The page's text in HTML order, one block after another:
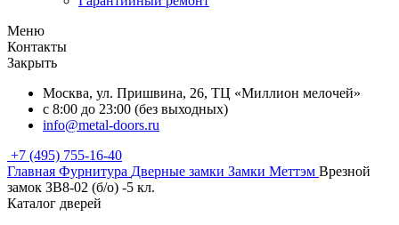
Меню
Контакты
Закрыть
Москва, ул. Пришвина, 26, ТЦ «Миллион мелочей»
с 8:00 до 23:00 (без выходных)
info@metal-doors.ru
+7 (495) 755-16-40
Главная Фурнитура Дверные замки Замки Меттэм Врезной
замок ЗВ8-02 (б/о) -5 кл.
Каталог дверей